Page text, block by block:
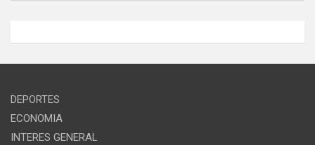
DEPORTES
ECONOMIA
INTERES GENERAL